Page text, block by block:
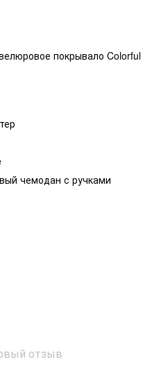
покрывало Colorful
чемодан с ручками
отзыв